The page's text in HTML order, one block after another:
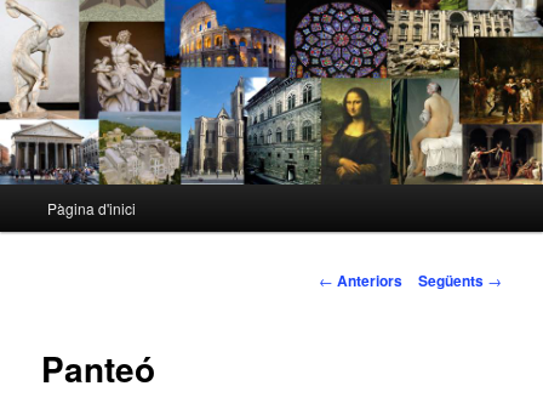
principal
Aneu
principal
Pàgina d'inici
Navegació
← Anteriors Següents →
Panteó